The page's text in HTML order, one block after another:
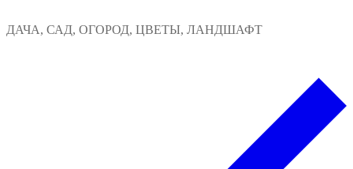
к
ДАЧА, САД, ОГОРОД, ЦВЕТЫ, ЛАНДШАФТ